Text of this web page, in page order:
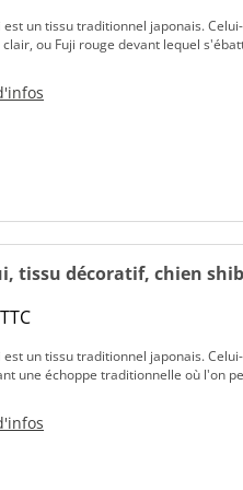
est un tissu traditionnel japonais.
ou Fuji rouge devant lequel
tissu décoratif, chien
TTC
est un tissu traditionnel japonais.
une échoppe traditionnelle où l'on